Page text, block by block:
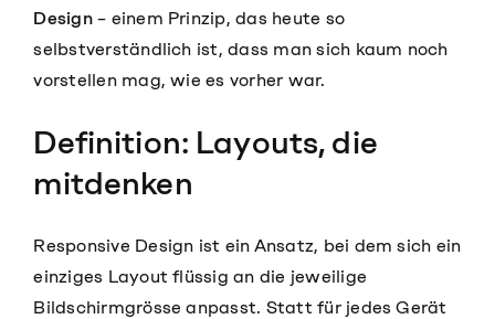
Design– einem Prinzip, das heute so
selbstverständlich ist, dass man sich kaum noch
vorstellen mag, wie es vorher war.
Definition: Layouts, die
mitdenken
Responsive Design ist ein Ansatz, bei dem sich ein
einziges Layout flüssig an die jeweilige
Bildschirmgrösse anpasst. Statt für jedes Gerät